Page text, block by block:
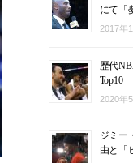
にて「
2017年
歴代
Top10
2020年
ジミー
由と「